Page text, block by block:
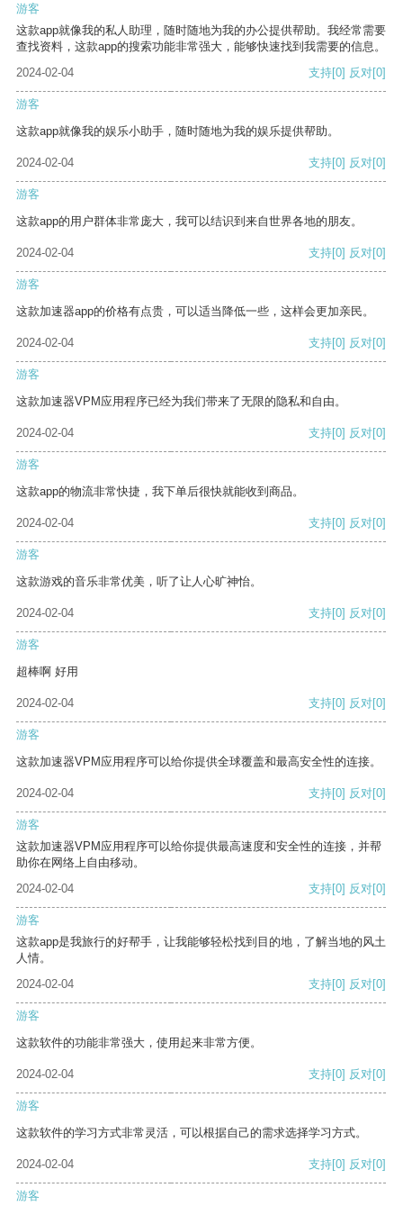
游客
这款app就像我的私人助理，随时随地为我的办公提供帮助。我经常需要
查找资料，这款app的搜索功能非常强大，能够快速找到我需要的信息。
2024-02-04
支持[0] 反对[0]
游客
这款app就像我的娱乐小助手，随时随地为我的娱乐提供帮助。
2024-02-04 支持[0] 反对[0]
游客
这款app的用户群体非常庞大，我可以结识到来自世界各地的朋友。
2024-02-04 支持[0] 反对[0]
游客
这款加速器app的价格有点贵，可以适当降低一些，这样会更加亲民。
2024-02-04 支持[0] 反对[0]
游客
这款加速器VPM应用程序已经为我们带来了无限的隐私和自由。
2024-02-04 支持[0] 反对[0]
游客
这款app的物流非常快捷，我下单后很快就能收到商品。
2024-02-04 支持[0] 反对[0]
游客
这款游戏的音乐非常优美，听了让人心旷神怡。
2024-02-04 支持[0] 反对[0]
游客
超棒啊 好用
2024-02-04 支持[0] 反对[0]
游客
这款加速器VPM应用程序可以给你提供全球覆盖和最高安全性的连接。
2024-02-04 支持[0] 反对[0]
游客
这款加速器VPM应用程序可以给你提供最高速度和安全性的连接，并帮
助你在网络上自由移动。
2024-02-04
支持[0] 反对[0]
游客
这款app是我旅行的好帮手，让我能够轻松找到目的地，了解当地的风土
人情。
2024-02-04
支持[0] 反对[0]
游客
这款软件的功能非常强大，使用起来非常方便。
2024-02-04 支持[0] 反对[0]
游客
这款软件的学习方式非常灵活，可以根据自己的需求选择学习方式。
2024-02-04 支持[0] 反对[0]
游客